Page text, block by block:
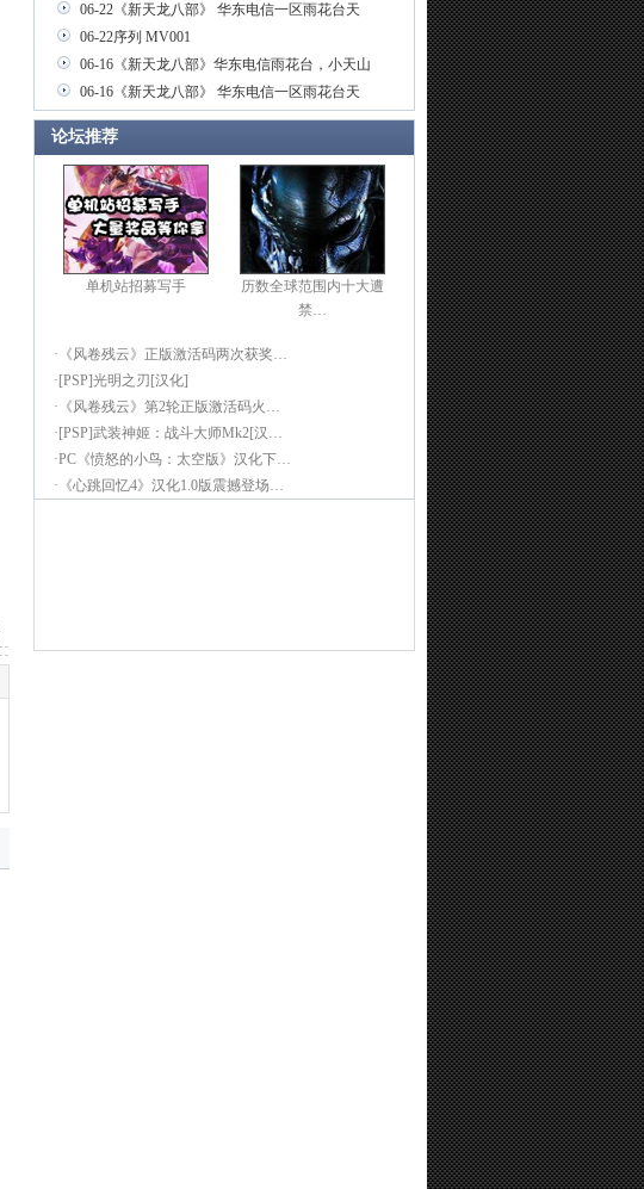
06-22 《新天龙八部》 华东电信一区雨花台天
06-22序列 MV001
06-16 《新天龙八部》华东电信雨花台，小天山
06-16 《新天龙八部》 华东电信一区雨花台天
论坛推荐
单机站招募写手
历数全球范围内十大遭
禁…
· 《风卷残云》正版激活码两次获奖…
· [PSP]光明之刃[汉化]
· 《风卷残云》第2轮正版激活码火…
· [PSP]武装神姬：战斗大师Mk2[汉…
·PC《愤怒的小鸟：太空版》汉化下…
· 《心跳回忆4》汉化1.0版震撼登场…